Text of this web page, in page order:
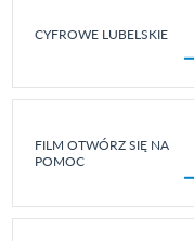
CYFROWE LUBELSKIE
FILM OTWÓRZ SIĘ NA
POMOC